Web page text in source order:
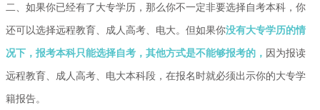
二、如果你已经有了大专学历，那么你不一定非要选择自考本科，你
还可以选择远程教育、成人高考、电大。 但如果你没有大专学历的情
况下，报考本科只能选择自考，其他方式是不能够报考的， 因为报读
远程教育、成人高考、电大本科段，在报名时就必须出示你的大专学
籍报告。